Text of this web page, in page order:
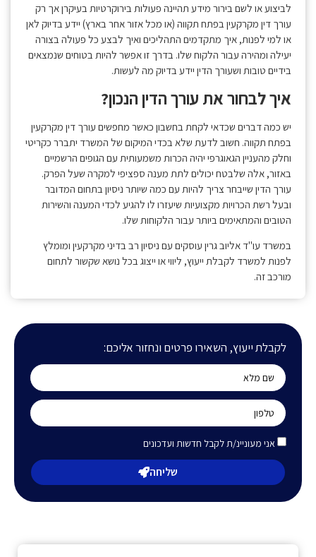
לקבלת ייעוץ, השאירו פרטים ונחזור אליכם:
אני מעוניינ/ת לקבל חדשות ועדכונים
שליחה
לביצוע או לשם בירור מידע תהיינה פעולות בירוקרטיות בעיקרן אך רק
עורך דין מקרקעין בפתח תקווה (או מכל אזור אחר בארץ) יידע בדיוק לאן
או למי לפנות, איך מתקדמים התהליכים ואיך לבצע כל פעולה בצורה
יעילה ומהירה עבור הלקוח שלו. בדרך זו אפשר להיות בטוחים שנמצאים
בידיים טובות ושעורך הדין יידע בדיוק מה לעשות.
איך לבחור את עורך הדין הנכון?
יש כמה דברים שכדאי לקחת בחשבון כאשר מחפשים עורך דין מקרקעין
בפתח תקווה. חשוב לדעת שלא בכדי המיקום של המשרד יתברר כקריטי
וחלק מהעניין הגאוגרפי יהיה הכרות משמעותית עם הגופים הרשמיים
באזור, אלה שלבטח יכולים לתת מענה ספציפי למקרה שעל הפרק.
עורך הדין שייבחר צריך להיות עם כמה שיותר ניסיון בתחום המדובר
ובעל רשת הכרויות מקצועיות שיעזרו לו להגיע לכדי המענה והשירות
הטובים והמתאימים ביותר עבור הלקוחות שלו.
במשרד עו"ד אליוב גרין עוסקים עם ניסיון רב בדיני מקרקעין ומומלץ
לפנות למשרד לקבלת ייעוץ, ליווי או ייצוג בכל נושא שקשור לתחום
מורכב זה.